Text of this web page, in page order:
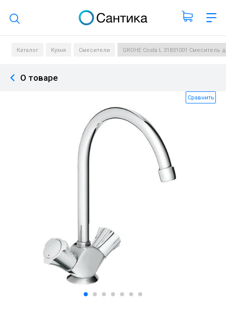
Поиск по каталогу
Каталог Кухня Смесители GROHE Costa L 31831001 Смеситель
О товаре
Сравнить